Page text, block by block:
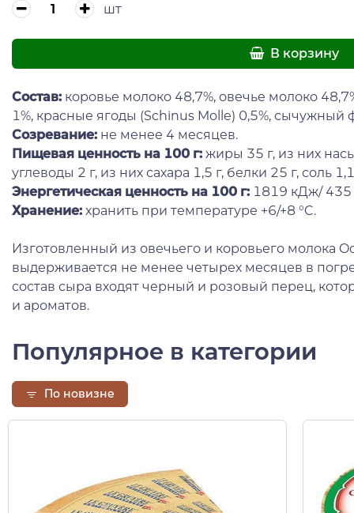
шт
В корзину
Состав: коровье молоко 48,7%, овечье молоко
1%, красные ягоды (Schinus Molle) 0,5%, сычужный
Созревание: не менее 4 месяцев.
Пищевая ценность на 100 г: жиры 35 г, из них
углеводы 2 г, из них сахара 1,5 г, белки 25 г, соль 1,1
Энергетическая ценность на 100 г: 1819 кДж/ 435
Хранение: хранить при температуре +6/+8 °C.
Изготовленный из овечьего и коровьего молока
выдерживается не менее четырех месяцев в
состав сыра входят черный и розовый перец,
и ароматов.
Популярное в категории
По новизне